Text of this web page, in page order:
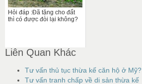
Hỏi đáp :Đã tặng cho đất
thì có được đòi lại không?
Liên Quan Khác
Tư vấn thủ tục thừa kế căn hộ ở Mỹ?
Tư vấn tranh chấp về di sản thừa kế